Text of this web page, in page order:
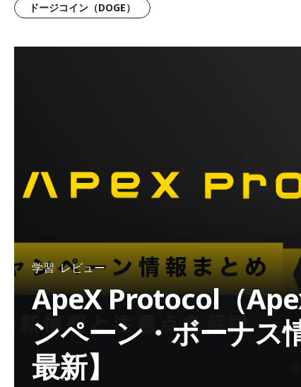
ドージコイン（DOGE）
学習 レビュー
ApeX Protocol（
ンペーン・ボーナス
最新】